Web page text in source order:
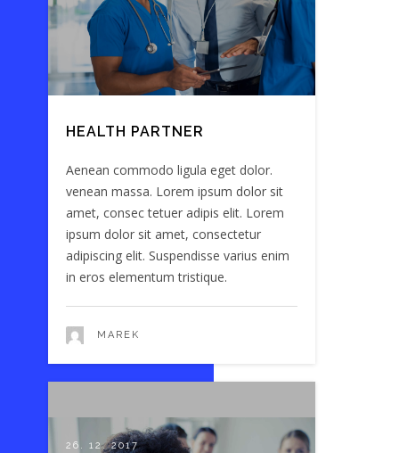
HEALTH PARTNER
Aenean commodo ligula eget dolor.
venean massa. Lorem ipsum dolor sit
amet, consec tetuer adipis elit. Lorem
ipsum dolor sit amet, consectetur
adipiscing elit. Suspendisse varius enim
in eros elementum tristique.
MAREK
26. 12. 2017